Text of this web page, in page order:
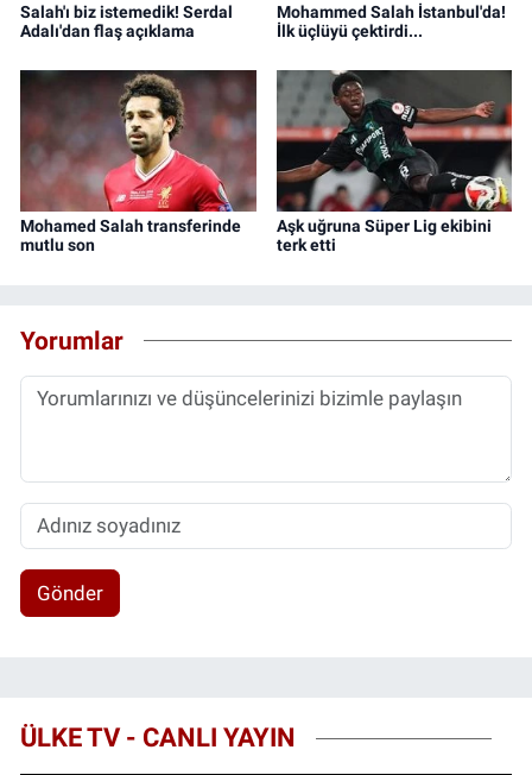
Salah'ı biz istemedik! Serdal
Adalı'dan flaş açıklama
Mohammed Salah İstanbul'da!
İlk üçlüyü çektirdi...
Mohamed Salah transferinde
mutlu son
Aşk uğruna Süper Lig ekibini
terk etti
Yorumlar
Gönder
ÜLKE TV - CANLI YAYIN